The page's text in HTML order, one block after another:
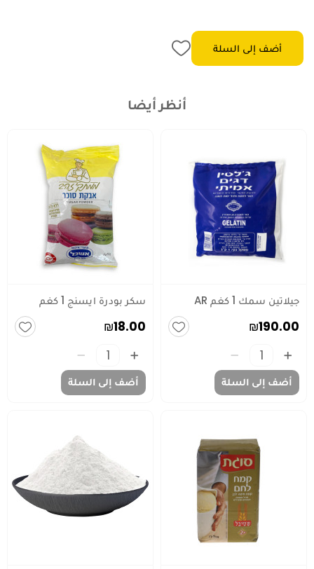
أضف إلى السلة
أنظر أيضا
جيلاتين سمك 1 كغم AR
₪190.00
أضف إلى السلة
سكر بودرة ايسنج 1 كغم
₪18.00
أضف إلى السلة